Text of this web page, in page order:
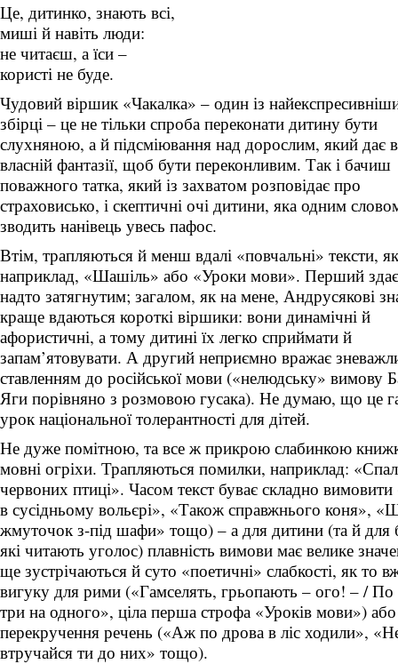
Це, дитинко, знають всі,
миші й навіть люди:
не читаєш, а їси –
користі не буде.
Чудовий віршик «Чакалка» – один із
збірці – це не тільки спроба переконати дитину бути
слухняною, а й підсміювання над дорослим, який дає
власній фантазії, щоб бути переконливим. Так і бачиш
поважного татка, який із захватом розповідає про
страховисько, і скептичні очі дитини, яка одним
зводить нанівець увесь пафос.
Втім, трапляються й менш вдалі «повчальні» тексти,
наприклад, «Шашіль» або «Уроки мови». Перший
надто затягнутим; загалом, як на мене, Андрусякові
краще вдаються короткі віршики: вони динамічні й
афористичні, а тому дитині їх легко сприймати й
запам’ятовувати. А другий неприємно вражає
ставленням до російської мови («нелюдську» вимову
Яги порівняно з розмовою гусака). Не думаю, що це
урок національної толерантності для дітей.
Не дуже помітною, та все ж прикрою слабинкою
мовні огріхи. Трапляються помилки, наприклад:
червоних птиці». Часом текст буває складно
в сусідньому вольєрі», «Також справжнього коня»,
жмуточок з-під шафи» тощо) – а для дитини (та й для
які читають уголос) плавність вимови має велике
ще зустрічаються й суто «поетичні» слабкості, як то
вигуку для рими («Гамселять, грьопають – ого! – / По
три на одного», ціла перша строфа «Уроків мови») або
перекручення речень («Аж по дрова в ліс ходили»,
втручайся ти до них» тощо).